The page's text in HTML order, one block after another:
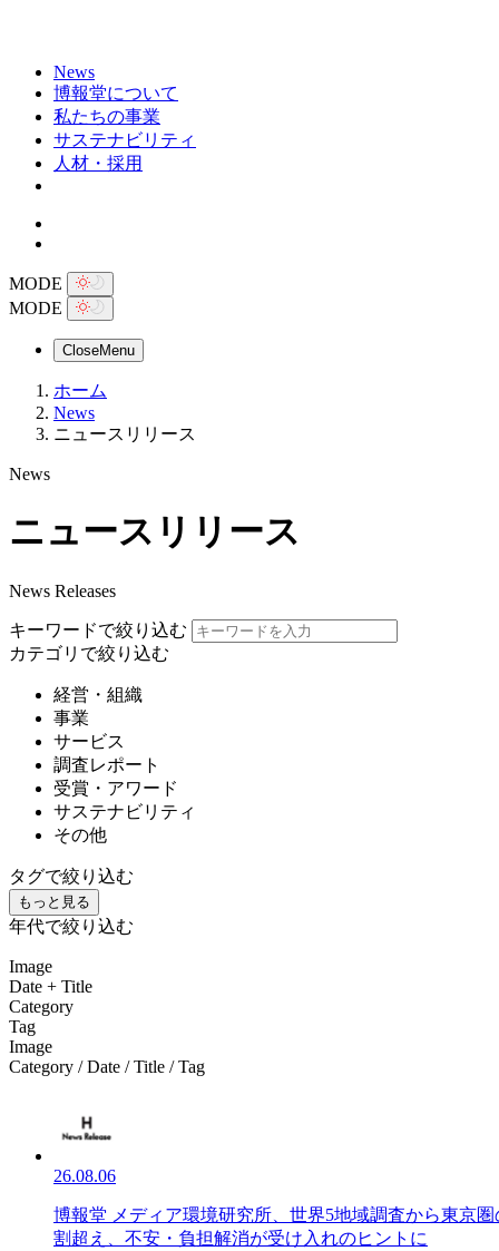
News
博報堂について
私たちの事業
サステナビリティ
人材・採用
MODE
MODE
CloseMenu
ホーム
News
ニュースリリース
News
ニュースリリース
News Releases
キーワードで絞り込む
カテゴリで絞り込む
経営・組織
事業
サービス
調査レポート
受賞・アワード
サステナビリティ
その他
タグで絞り込む
もっと見る
年代で絞り込む
Image
Date + Title
Category
Tag
Image
Category / Date / Title / Tag
26.08.06
博報堂 メディア環境研究所、世界5地域調査から東
割超え、不安・負担解消が受け入れのヒントに